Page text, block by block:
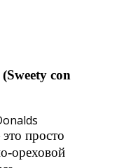
con
просто
ореховой